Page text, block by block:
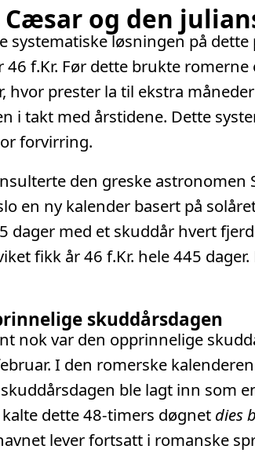
Cæsar og den
systematiske løsningen på
46 f.Kr. Før dette brukte
hvor prester la til ekstra
i takt med årstidene. Dette
forvirring.
den greske astronomen
en ny kalender basert på
dager med et skuddår hvert
fikk år 46 f.Kr. hele 445
skuddårsdagen
nok var den opprinnelige
I den romerske
ble lagt inn som
dette 48-timers døgnet dies
lever fortsatt i romanske